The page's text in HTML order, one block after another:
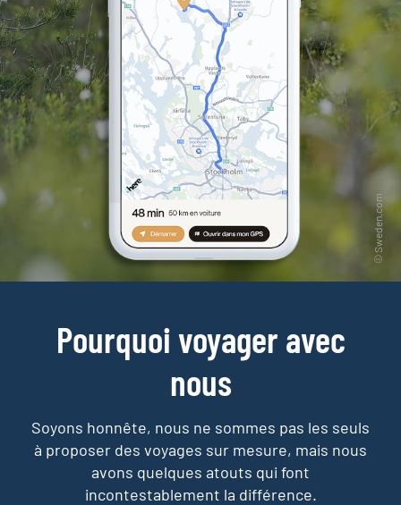
Pourquoi voyager avec
nous
Soyons honnête, nous ne sommes pas les seuls
à proposer des voyages sur mesure, mais nous
avons quelques atouts qui font
incontestablement la différence.